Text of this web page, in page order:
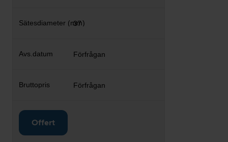
37
Förfrågan
Förfrågan
Offert